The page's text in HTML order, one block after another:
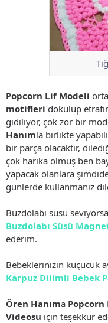
Popcorn Lif Modeli
motifleri dökülüp
gidiliyor, çok zor bir
Hanımla birlikte
bir parça olacaktır,
çok harika olmuş ben
yapacak olanlara
günlerde kullanmanız
Buzdolabı süsü
Buzdolabı Süsü
ederim.
Bebeklerinizin küçücük
Karpuz Dilimli Bebek
Ören Hanıma Popcorn
Videosu için teşekkür